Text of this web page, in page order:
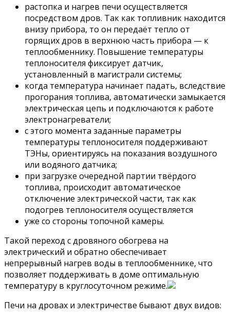
растопка и нагрев печи осуществляется
посредством дров. Так как топливник находится
внизу прибора, то он передаёт тепло от
горящих дров в верхнюю часть прибора — к
теплообменнику. Повышение температуры
теплоносителя фиксирует датчик,
установленный в магистрали системы;
когда температура начинает падать, вследствие
прогорания топлива, автоматически замыкается
электрическая цепь и подключаются к работе
электронагреватели;
с этого момента заданные параметры
температуры теплоносителя поддерживают
ТЭНы, ориентируясь на показания воздушного
или водяного датчика;
при загрузке очередной партии твёрдого
топлива, происходит автоматическое
отключение электрической части, так как
подогрев теплоносителя осуществляется
уже со стороны топочной камеры.
Такой переход с дровяного обогрева на
электрический и обратно обеспечивает
непрерывный нагрев воды в теплообменнике, что
позволяет поддерживать в доме оптимальную
температуру в круглосуточном режиме.
Печи на дровах и электричестве бывают двух видов: